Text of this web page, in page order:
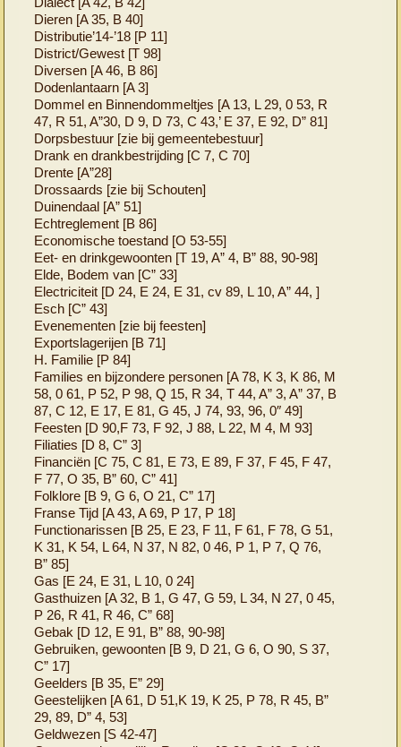
Dieren [A 35, B 40]
Distributie’14-’18 [P 11]
District/Gewest [T 98]
Diversen [A 46, B 86]
Dodenlantaarn [A 3]
Dommel en Binnendommeltjes [A 13, L 29, 0 53, R
47, R 51, A”30, D 9, D 73, C 43,’ E 37, E 92, D” 81]
Dorpsbestuur [zie bij gemeentebestuur]
Drank en drankbestrijding [C 7, C 70]
Drente [A”28]
Drossaards [zie bij Schouten]
Duinendaal [A” 51]
Echtreglement [B 86]
Economische toestand [O 53-55]
Eet- en drinkgewoonten [T 19, A” 4, B” 88, 90-98]
Elde, Bodem van [C” 33]
Electriciteit [D 24, E 24, E 31, cv 89, L 10, A” 44, ]
Esch [C” 43]
Evenementen [zie bij feesten]
Exportslagerijen [B 71]
H. Familie [P 84]
Families en bijzondere personen [A 78, K 3, K 86, M
58, 0 61, P 52, P 98, Q 15, R 34, T 44, A” 3, A” 37, B
87, C 12, E 17, E 81, G 45, J 74, 93, 96, 0″ 49]
Feesten [D 90,F 73, F 92, J 88, L 22, M 4, M 93]
Filiaties [D 8, C” 3]
Financiën [C 75, C 81, E 73, E 89, F 37, F 45, F 47,
F 77, O 35, B” 60, C” 41]
Folklore [B 9, G 6, O 21, C” 17]
Franse Tijd [A 43, A 69, P 17, P 18]
Functionarissen [B 25, E 23, F 11, F 61, F 78, G 51,
K 31, K 54, L 64, N 37, N 82, 0 46, P 1, P 7, Q 76,
B” 85]
Gas [E 24, E 31, L 10, 0 24]
Gasthuizen [A 32, B 1, G 47, G 59, L 34, N 27, 0 45,
P 26, R 41, R 46, C” 68]
Gebak [D 12, E 91, B” 88, 90-98]
Gebruiken, gewoonten [B 9, D 21, G 6, O 90, S 37,
C” 17]
Geelders [B 35, E” 29]
Geestelijken [A 61, D 51,K 19, K 25, P 78, R 45, B”
29, 89, D” 4, 53]
Geldwezen [S 42-47]